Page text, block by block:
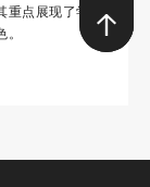
点展现了学校每